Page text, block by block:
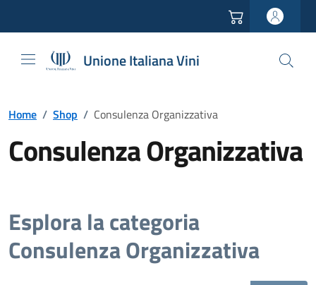
Unione Italiana Vini
Home / Shop / Consulenza Organizzativa
Consulenza Organizzativa
Esplora la categoria
Consulenza Organizzativa